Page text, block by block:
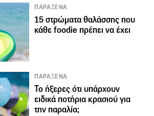
ΠΑΡΑΞΕΝΑ
15 στρώματα θαλάσσης που
κάθε foodie πρέπει να έχει
ΠΑΡΑΞΕΝΑ
Το ήξερες ότι υπάρχουν
ειδικά ποτήρια κρασιού για
την παραλία;